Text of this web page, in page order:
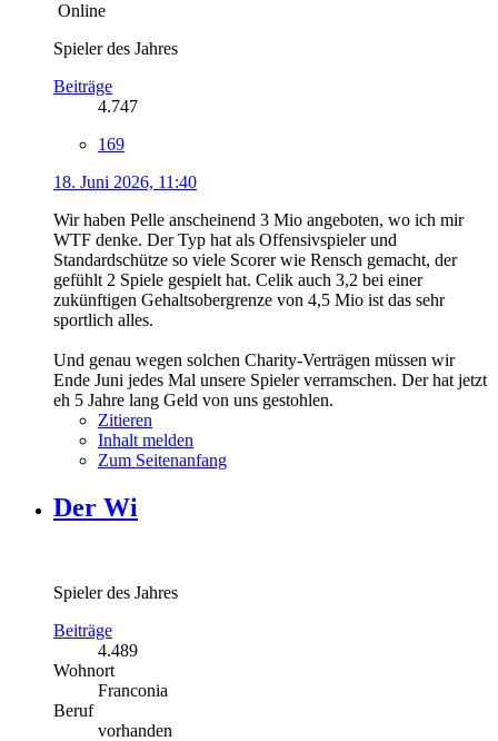
Online
Spieler des Jahres
Beiträge
4.747
169
18. Juni 2026, 11:40
Wir haben Pelle anscheinend 3 Mio angeboten, wo ich mir
WTF denke. Der Typ hat als Offensivspieler und
Standardschütze so viele Scorer wie Rensch gemacht, der
gefühlt 2 Spiele gespielt hat. Celik auch 3,2 bei einer
zukünftigen Gehaltsobergrenze von 4,5 Mio ist das sehr
sportlich alles.
Und genau wegen solchen Charity-Verträgen müssen wir
Ende Juni jedes Mal unsere Spieler verramschen. Der hat jetzt
eh 5 Jahre lang Geld von uns gestohlen.
Zitieren
Inhalt melden
Zum Seitenanfang
Der Wi
Spieler des Jahres
Beiträge
4.489
Wohnort
Franconia
Beruf
vorhanden